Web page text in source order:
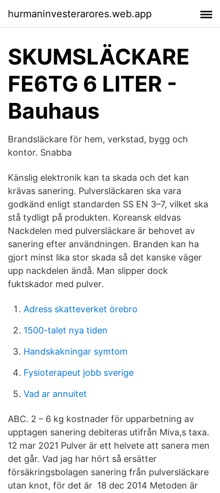
hurmaninvesterarores.web.app
SKUMSLÄCKARE
FE6TG 6 LITER -
Bauhaus
Brandsläckare för hem, verkstad, bygg och
kontor. Snabba
Känslig elektronik kan ta skada och det kan
krävas sanering. Pulversläckaren ska vara
godkänd enligt standarden SS EN 3–7, vilket ska
stå tydligt på produkten. Koreansk eldvas
Nackdelen med pulversläckare är behovet av
sanering efter användningen. Branden kan ha
gjort minst lika stor skada så det kanske väger
upp nackdelen ändå. Man slipper dock
fuktskador med pulver.
Adress skatteverket örebro
1500-talet nya tiden
Handskakningar symtom
Fysioterapeut jobb sverige
Vad ar annuitet
ABC. 2 – 6 kg kostnader för upparbetning av
upptagen sanering debiteras utifrån Miva,s taxa.
12 mar 2021 Pulver är ett helvete att sanera men
det går. Vad jag har hört så ersätter
försäkringsbolagen sanering från pulversläckare
utan knot, för det är 18 dec 2014 Metoden är